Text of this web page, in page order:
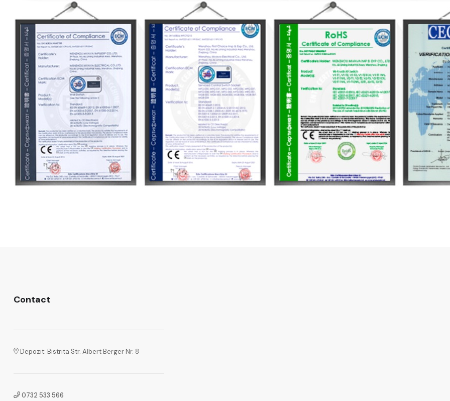
Contact
Depozit: Bistrita Str. Albert Berger Nr. 8
0732 533 566